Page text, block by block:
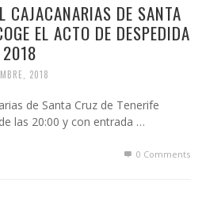
CAJACANARIAS DE SANTA
EL ACTO DE DESPEDIDA
2018
2018
de Santa Cruz de Tenerife
las 20:00 y con entrada …
0 Comments